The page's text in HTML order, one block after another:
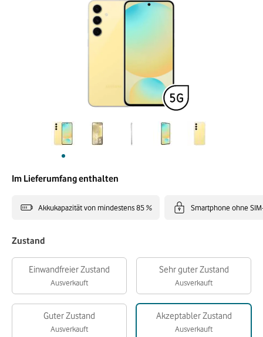
Im Lieferumfang enthalten
Akkukapazität von mindestens 85 % Smartphone ohne
Zustand
Einwandfreier Zustand
Ausverkauft
Sehr guter Zustand
Ausverkauft
Guter Zustand
Ausverkauft
Akzeptabler Zustand
Ausverkauft